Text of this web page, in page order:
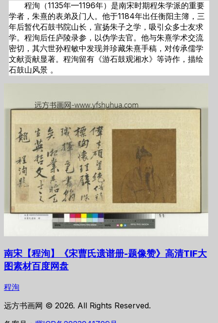
程洵（1135年—1196年）是南宋时期程朱学派的重要
学者，朱熹的表弟及门人。他于1184年出任衡阳主簿，三
年后暂代石鼓书院山长，宣扬朱子之学，吸引众多士友求
学。程洵后任庐陵录参，以伪学去官。他与朱熹学术交流
密切，其六世孙程敏中发现并珍藏朱熹手稿，对传承儒学
文献贡献显著。程洵留有《游石鼓观湘水》等诗作，描绘
石鼓山风景 。
南宋【程洵】《宋曹氏遗谱册-题像赞》高清TIF大
图素材百度网盘
程洵
远方书画网 © 2026. All Rights Reserved.